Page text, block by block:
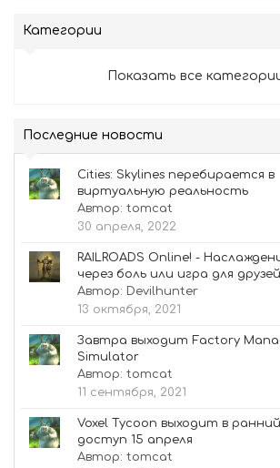
Категории
Показать все
Последние новости
Cities: Skylines перебирается в
виртуальную реальность
Автор: tomcat
30 апреля, 2022
RAILROADS Online! -
через боль или игра для друзей
Автор: Devilhunter
13 октября, 2021
Завтра выходит Factory
Simulator
Автор: tomcat
11 сентября, 2021
Voxel Tycoon выходит в ранний
доступ 15 апреля
Автор: tomcat